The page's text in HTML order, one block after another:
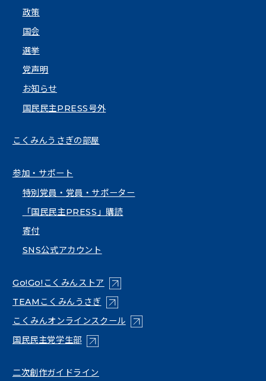
政策
国会
選挙
党声明
お知らせ
国民民主PRESS号外
こくみんうさぎの部屋
参加・サポート
特別党員・党員・サポーター
「国民民主PRESS」購読
寄付
SNS公式アカウント
Go!Go!こくみんストア （新しいタブで開く）
TEAMこくみんうさぎ（新しいタブで開く）
こくみんオンラインスクール（新しいタブで開く）
国民民主党学生部（新しいタブで開く）
二次創作ガイドライン